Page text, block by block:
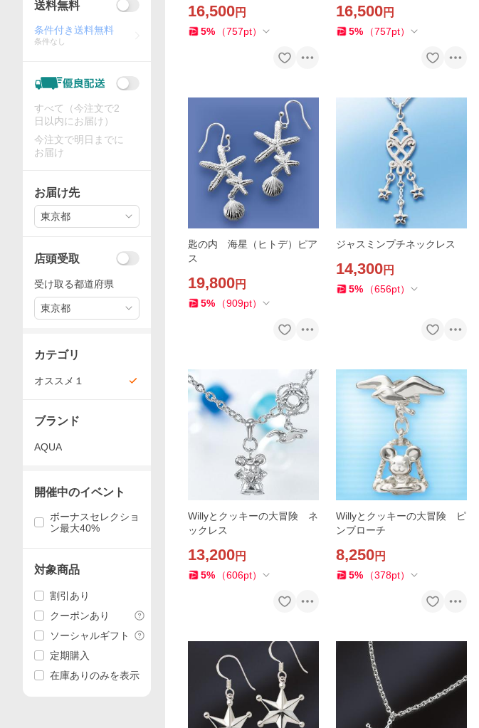
16,500円
5% （757pt）
16,500円
5% （757pt）
匙の内 海星（ヒトデ）ピア
ス
19,800円
5% （909pt）
ジャスミンプチネックレス
14,300円
5% （656pt）
Willyとクッキーの大冒険 ネ
ックレス
13,200円
5% （606pt）
Willyとクッキーの大冒険 ピ
ンブローチ
8,250円
5% （378pt）
送料無料
条件付き送料無料
条件なし
すべて（今注文で2
日以内にお届け）
今注文で明日までに
お届け
お届け先
東京都
店頭受取
受け取る都道府県
東京都
カテゴリ
オススメ１
ブランド
AQUA
開催中のイベント
ボーナスセレクショ
ン最大40%
対象商品
割引あり
クーポンあり
ソーシャルギフト
定期購入
在庫ありのみを表示